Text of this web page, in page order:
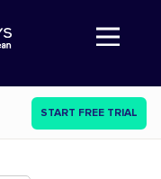
Abre a navegação
START FREE TRIAL